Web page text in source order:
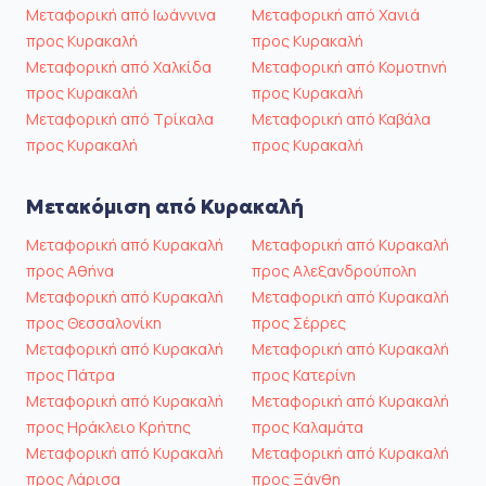
Μεταφορική από Ιωάννινα
προς Κυρακαλή
Μεταφορική από Χαλκίδα
προς Κυρακαλή
Μεταφορική από Τρίκαλα
προς Κυρακαλή
Μεταφορική από Χανιά
προς Κυρακαλή
Μεταφορική από Κομοτηνή
προς Κυρακαλή
Μεταφορική από Καβάλα
προς Κυρακαλή
Μετακόμιση από Κυρακαλή
Μεταφορική από Κυρακαλή
προς Αθήνα
Μεταφορική από Κυρακαλή
προς Θεσσαλονίκη
Μεταφορική από Κυρακαλή
προς Πάτρα
Μεταφορική από Κυρακαλή
προς Ηράκλειο Κρήτης
Μεταφορική από Κυρακαλή
προς Λάρισα
Μεταφορική από Κυρακαλή
προς Αλεξανδρούπολη
Μεταφορική από Κυρακαλή
προς Σέρρες
Μεταφορική από Κυρακαλή
προς Κατερίνη
Μεταφορική από Κυρακαλή
προς Καλαμάτα
Μεταφορική από Κυρακαλή
προς Ξάνθη